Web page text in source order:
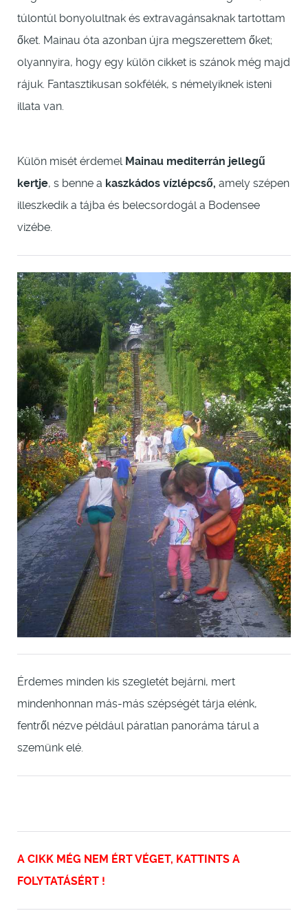
túlontúl bonyolultnak és extravagánsaknak tartottam
őket. Mainau óta azonban újra megszerettem őket;
olyannyira, hogy egy külön cikket is szánok még majd
rájuk. Fantasztikusan sokfélék, s némelyiknek isteni
illata van.
Külön misét érdemel Mainau mediterrán jellegű
kertje, s benne a kaszkádos vízlépcső, amely szépen
illeszkedik a tájba és belecsordogál a Bodensee
vizébe.
Érdemes minden kis szegletét bejárni, mert
mindenhonnan más-más szépségét tárja elénk,
fentről nézve például páratlan panoráma tárul a
szemünk elé.
A CIKK MÉG NEM ÉRT VÉGET, KATTINTS A
FOLYTATÁSÉRT !